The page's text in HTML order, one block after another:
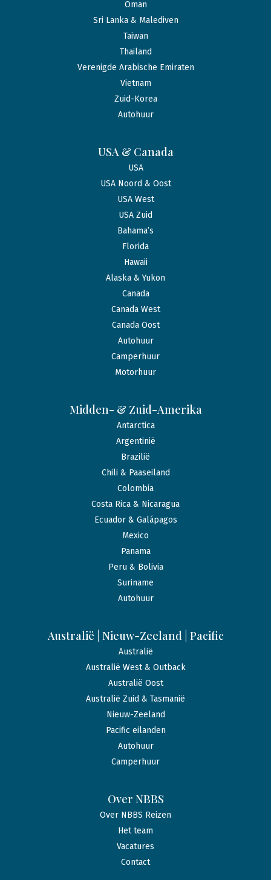
Oman
Sri Lanka & Malediven
Taiwan
Thailand
Verenigde Arabische Emiraten
Vietnam
Zuid-Korea
Autohuur
USA & Canada
USA
USA Noord & Oost
USA West
USA Zuid
Bahama’s
Florida
Hawaii
Alaska & Yukon
Canada
Canada West
Canada Oost
Autohuur
Camperhuur
Motorhuur
Midden- & Zuid-Amerika
Antarctica
Argentinië
Brazilië
Chili & Paaseiland
Colombia
Costa Rica & Nicaragua
Ecuador & Galápagos
Mexico
Panama
Peru & Bolivia
Suriname
Autohuur
Australië | Nieuw-Zeeland | Pacific
Australië
Australië West & Outback
Australië Oost
Australië Zuid & Tasmanië
Nieuw-Zeeland
Pacific eilanden
Autohuur
Camperhuur
Over NBBS
Over NBBS Reizen
Het team
Vacatures
Contact